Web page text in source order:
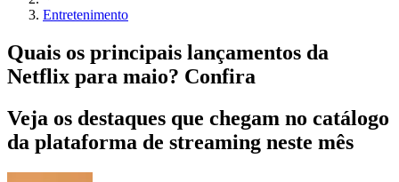
Entretenimento
Quais os principais lançamentos da
Netflix para maio? Confira
Veja os destaques que chegam no catálogo
da plataforma de streaming neste mês